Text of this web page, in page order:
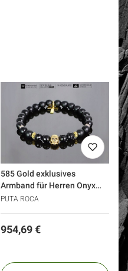
585 Gold exklusives
Armband für Herren Onyx
Totenkopf Kreuz
PUTA ROCA
Preis
954,69 €